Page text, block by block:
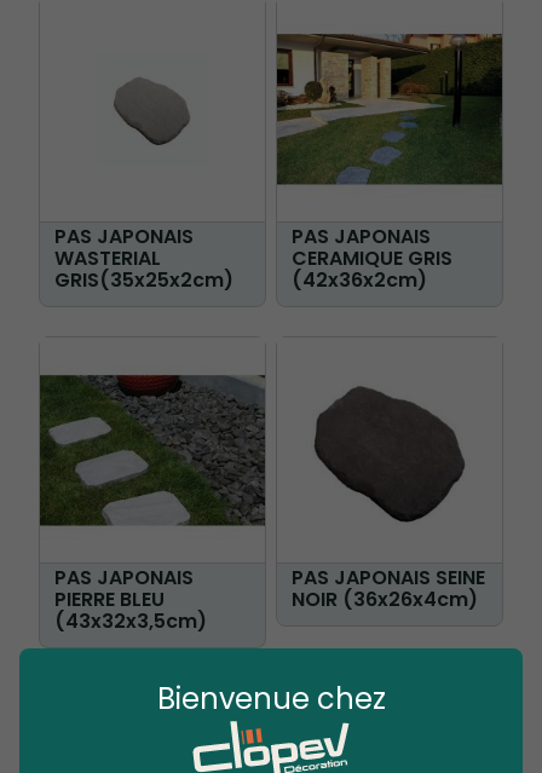
PAS JAPONAIS
WASTERIAL
GRIS(35x25x2cm)
PAS JAPONAIS
CERAMIQUE GRIS
(42x36x2cm)
PAS JAPONAIS
PIERRE BLEU
(43x32x3,5cm)
PAS JAPONAIS SEINE
NOIR (36x26x4cm)
Bienvenue chez